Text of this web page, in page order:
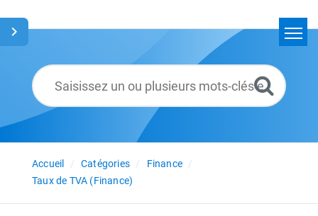
Glossaire
Français
Accueil
Catégories
Finance
Taux de TVA (Finance)